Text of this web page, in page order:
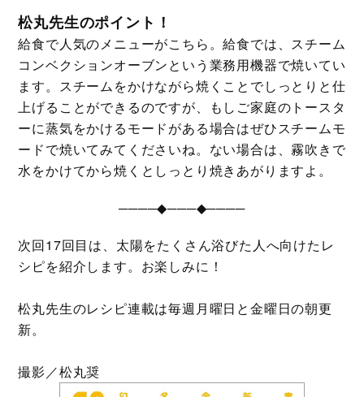
松丸先生のポイント！
給食で人気のメニューがこちら。給食では、スチーム
コンベクションオーブンという業務用機器で焼いてい
ます。スチームをかけながら焼くことでしっとりと仕
上げることができるのですが、もしご家庭のトースタ
ーに蒸気をかけるモードがある場合はぜひスチームモ
ードで焼いてみてくださいね。ない場合は、霧吹きで
水をかけてから焼くとしっとり焼きあがりますよ。
────◆───◆────
次回17回目は、太陽をたくさん浴びた人へ向けたレ
シピを紹介します。お楽しみに！
松丸先生のレシピ連載は毎週月曜日と金曜日の朝更
新。
撮影／松丸奨